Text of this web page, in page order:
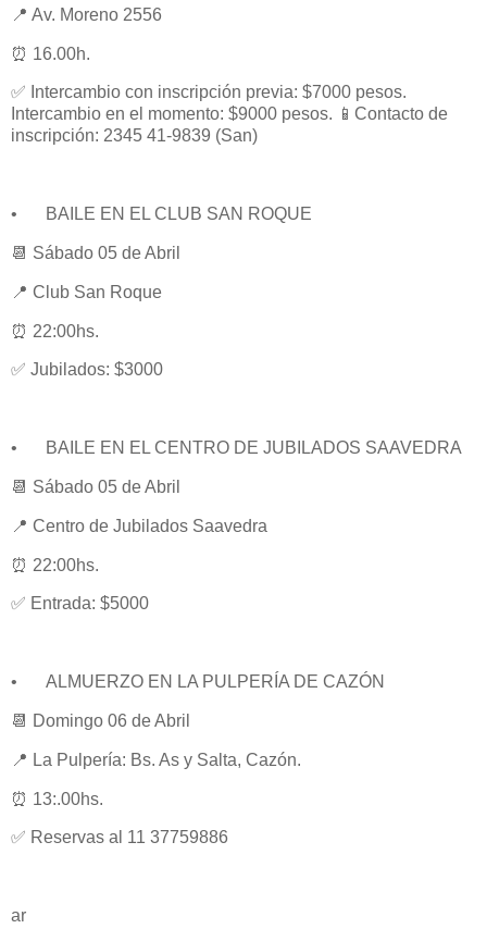
📍 Av. Moreno 2556
⏰ 16.00h.
✅ Intercambio con inscripción previa: $7000 pesos.
Intercambio en el momento: $9000 pesos. 📱Contacto de
inscripción: 2345 41-9839 (San)
• BAILE EN EL CLUB SAN ROQUE
📆 Sábado 05 de Abril
📍 Club San Roque
⏰ 22:00hs.
✅ Jubilados: $3000
• BAILE EN EL CENTRO DE JUBILADOS SAAVEDRA
📆 Sábado 05 de Abril
📍 Centro de Jubilados Saavedra
⏰ 22:00hs.
✅ Entrada: $5000
• ALMUERZO EN LA PULPERÍA DE CAZÓN
📆 Domingo 06 de Abril
📍 La Pulpería: Bs. As y Salta, Cazón.
⏰ 13:.00hs.
✅ Reservas al 11 37759886
ar